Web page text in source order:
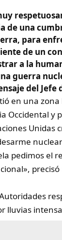
de una
para
de un
a la
guerra
del Jefe
en una
Occidental y
Unidas
pedimos el
precisó
lluvias